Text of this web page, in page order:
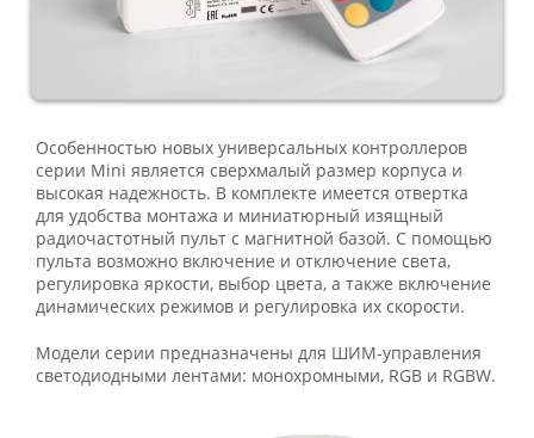
Особенностью новых универсальных контроллеров
серии Mini является сверхмалый размер корпуса и
высокая надежность. В комплекте имеется отвертка
для удобства монтажа и миниатюрный изящный
радиочастотный пульт с магнитной базой. С помощью
пульта возможно включение и отключение света,
регулировка яркости, выбор цвета, а также включение
динамических режимов и регулировка их скорости.
Модели серии предназначены для ШИМ-управления
светодиодными лентами: монохромными, RGB и RGBW.